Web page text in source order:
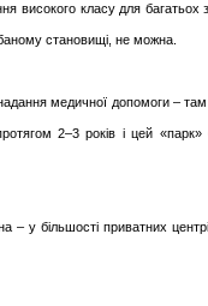
високого класу для багатьох
становищі, не можна.
медичної допомоги – там
2–3 років і цей
– у більшості приватних